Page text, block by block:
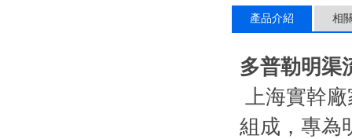
產品介紹 相
多普勒明渠
上海實幹
組成，專為